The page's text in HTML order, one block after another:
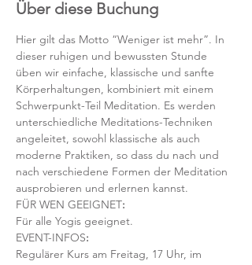
Über diese Buchung
Hier gilt das Motto “Weniger ist mehr”. In
dieser ruhigen und bewussten Stunde
üben wir einfache, klassische und sanfte
Körperhaltungen, kombiniert mit einem
Schwerpunkt-Teil Meditation. Es werden
unterschiedliche Meditations-Techniken
angeleitet, sowohl klassische als auch
moderne Praktiken, so dass du nach und
nach verschiedene Formen der Meditation
ausprobieren und erlernen kannst.
FÜR WEN GEEIGNET:
Für alle Yogis geeignet.
EVENT-INFOS:
Regulärer Kurs am Freitag, 17 Uhr, im